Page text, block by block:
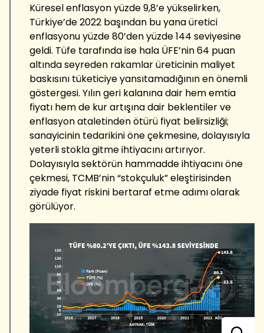
Küresel enflasyon yüzde 9,8’e yükselirken,
Türkiye’de 2022 başından bu yana üretici
enflasyonu yüzde 80’den yüzde 144 seviyesine
geldi. Tüfe tarafında ise hala ÜFE’nin 64 puan
altında seyreden rakamlar üreticinin maliyet
baskısını tüketiciye yansıtamadığının en önemli
göstergesi. Yılın geri kalanına dair hem emtia
fiyatı hem de kur artışına dair beklentiler ve
enflasyon ataletinden ötürü fiyat belirsizliği;
sanayicinin tedarikini öne çekmesine, dolayısıyla
yeterli stokla gitme ihtiyacını artırıyor.
Dolayısıyla sektörün hammadde ihtiyacını öne
çekmesi, TCMB’nin “stokçuluk” eleştirisinden
ziyade fiyat riskini bertaraf etme adımı olarak
görülüyor.